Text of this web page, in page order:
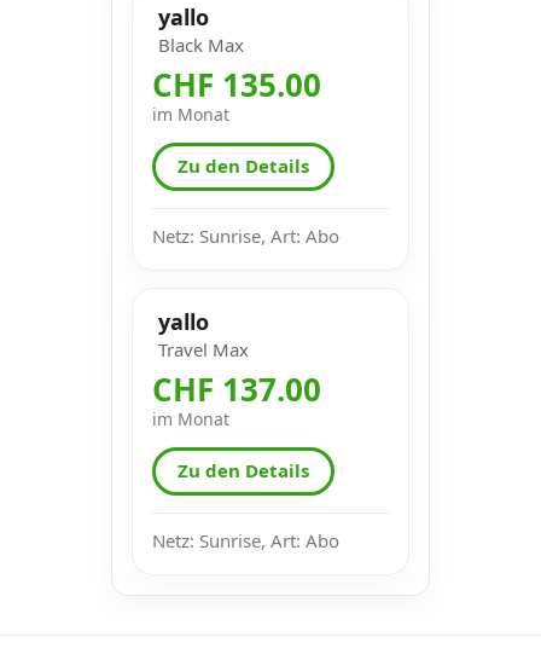
yallo
Black Max
CHF 135.00
im Monat
Zu den Details
Netz: Sunrise, Art: Abo
yallo
Travel Max
CHF 137.00
im Monat
Zu den Details
Netz: Sunrise, Art: Abo